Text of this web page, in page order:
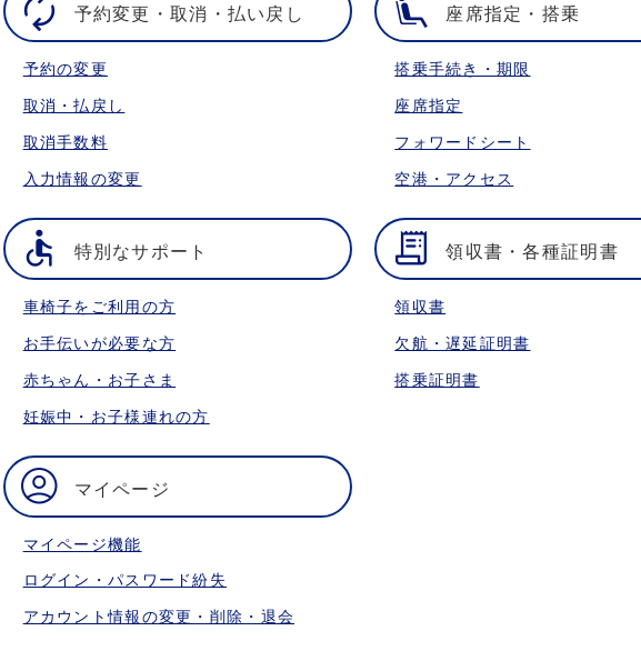
予約変更・取消・払い戻し
予約の変更
取消・払戻し
取消手数料
入力情報の変更
座席指定・搭乗
搭乗手続き・期限
座席指定
フォワードシート
空港・アクセス
特別なサポート
車椅子をご利用の方
お手伝いが必要な方
赤ちゃん・お子さま
妊娠中・お子様連れの方
領収書・各種証明書
領収書
欠航・遅延証明書
搭乗証明書
マイページ
マイページ機能
ログイン・パスワード紛失
アカウント情報の変更・削除・退会